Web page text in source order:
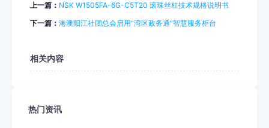
上一篇： NSK W1505FA-6G-C5T20 滚珠丝杠技术规格说明书
下一篇： 港澳阳江社团总会启用“湾区政务通”智慧服务柜台
相关内容
热门资讯